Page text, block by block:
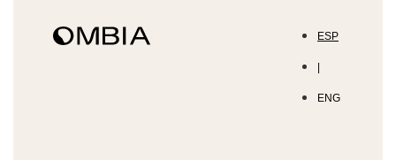
ESP
ENG